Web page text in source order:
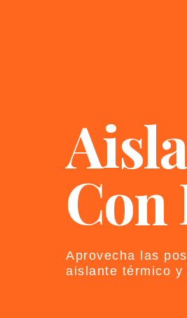
Con
Aprovecha las
aislante térmico y